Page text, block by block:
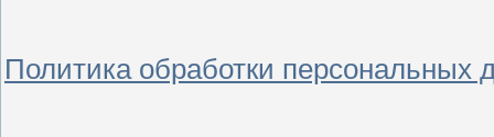
Политика обработки персональных